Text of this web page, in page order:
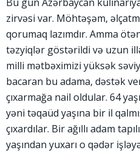
zirvəsi var. Möhtəşəm,
qorumaq lazımdır. Amma
təzyiqlər göstərildi və uzun
milli mətbəximizi yüksək
bacaran bu adama, dəstək
çıxarmağa nail oldular. 64
yəni təqaüd yaşına bir il
çıxardılar. Bir ağıllı adam
yaşından yuxarı o qədər